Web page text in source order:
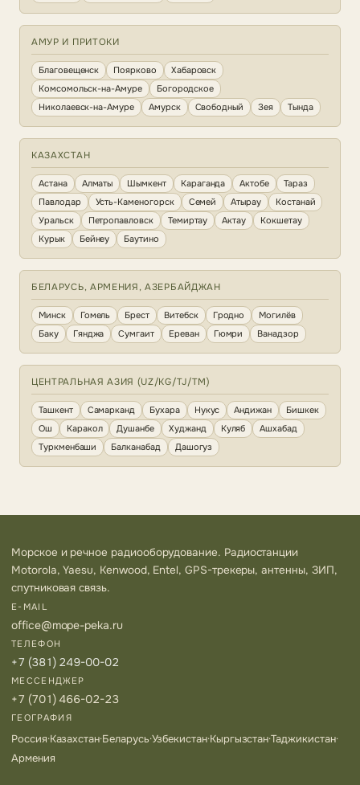
АМУР И ПРИТОКИ
Благовещенск Поярково
Хабаровск
Комсомольск-на-Амуре
Богородское
Николаевск-на-Амуре
Амурск Свободный Зея Тында
КАЗАХСТАН
Астана Алматы Шымкент Караганда Актобе
Тараз
Павлодар
Усть-Каменогорск Семей Атырау
Костанай
Уральск
Петропавловск Темиртау Актау
Кокшетау
Курык
Бейнеу Баутино
БЕЛАРУСЬ, АРМЕНИЯ, АЗЕРБАЙДЖАН
Минск Гомель Брест Витебск Гродно
Могилёв
Баку
Гянджа Сумгаит Ереван Гюмри Ванадзор
ЦЕНТРАЛЬНАЯ АЗИЯ (UZ/KG/TJ/TM)
Ташкент Самарканд Бухара Нукус Андижан
Бишкек
Ош
Каракол Душанбе Худжанд Куляб
Ашхабад
Туркменбаши
Балканабад Дашогуз
Морское и речное радиооборудование. Радиостанции
Motorola, Yaesu, Kenwood, Entel, GPS-трекеры, антенны, ЗИП,
спутниковая связь.
E-MAIL
office@mope-peka.ru
ТЕЛЕФОН
+7 (381) 249-00-02
МЕССЕНДЖЕР
+7 (701) 466-02-23
ГЕОГРАФИЯ
Россия·Казахстан·Беларусь·Узбекистан·Кыргызстан·Таджикистан·
Армения